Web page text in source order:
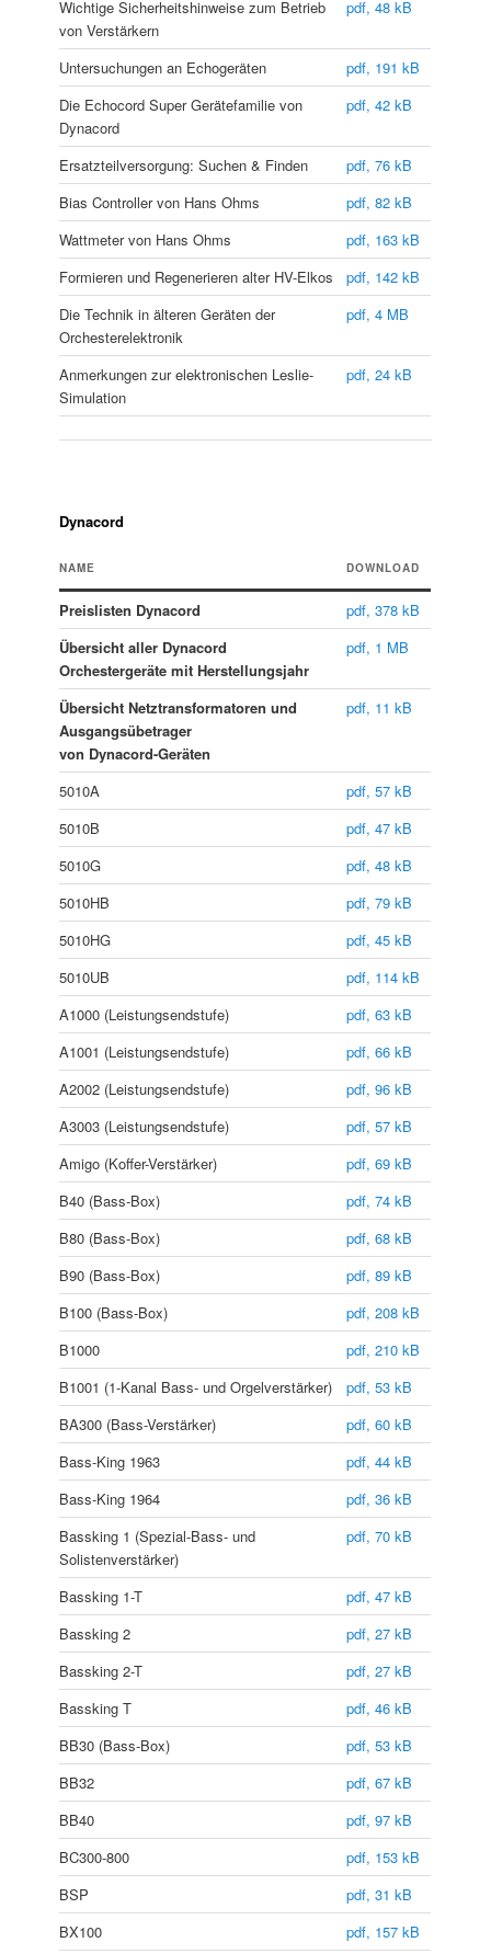
Wichtige Sicherheitshinweise zum Betrieb
von Verstärkern
pdf, 48 kB
Untersuchungen an Echogeräten
pdf, 191 kB
Die Echocord Super Gerätefamilie von
Dynacord
pdf, 42 kB
Ersatzteilversorgung: Suchen & Finden
pdf, 76 kB
Bias Controller von Hans Ohms
pdf, 82 kB
Wattmeter von Hans Ohms
pdf, 163 kB
Formieren und Regenerieren alter HV-Elkos
pdf, 142 kB
Die Technik in älteren Geräten der
Orchesterelektronik
pdf, 4 MB
Anmerkungen zur elektronischen Leslie-
Simulation
pdf, 24 kB
Dynacord
NAME DOWNLOAD
Preislisten Dynacord
pdf, 378 kB
Übersicht aller Dynacord
Orchestergeräte mit Herstellungsjahr
pdf, 1 MB
Übersicht Netztransformatoren und
Ausgangsübetrager
von Dynacord-Geräten
pdf, 11 kB
5010A
pdf, 57 kB
5010B
pdf, 47 kB
5010G
pdf, 48 kB
5010HB
pdf, 79 kB
5010HG
pdf, 45 kB
5010UB
pdf, 114 kB
A1000 (Leistungsendstufe)
pdf, 63 kB
A1001 (Leistungsendstufe)
pdf, 66 kB
A2002 (Leistungsendstufe)
pdf, 96 kB
A3003 (Leistungsendstufe)
pdf, 57 kB
Amigo (Koffer-Verstärker)
pdf, 69 kB
B40 (Bass-Box)
pdf, 74 kB
B80 (Bass-Box)
pdf, 68 kB
B90 (Bass-Box)
pdf, 89 kB
B100 (Bass-Box)
pdf, 208 kB
B1000
pdf, 210 kB
B1001 (1-Kanal Bass- und Orgelverstärker)
pdf, 53 kB
BA300 (Bass-Verstärker)
pdf, 60 kB
Bass-King 1963
pdf, 44 kB
Bass-King 1964
pdf, 36 kB
Bassking 1 (Spezial-Bass- und
Solistenverstärker)
pdf, 70 kB
Bassking 1-T
pdf, 47 kB
Bassking 2
pdf, 27 kB
Bassking 2-T
pdf, 27 kB
Bassking T
pdf, 46 kB
BB30 (Bass-Box)
pdf, 53 kB
BB32
pdf, 67 kB
BB40
pdf, 97 kB
BC300-800
pdf, 153 kB
BSP
pdf, 31 kB
BX100
pdf, 157 kB